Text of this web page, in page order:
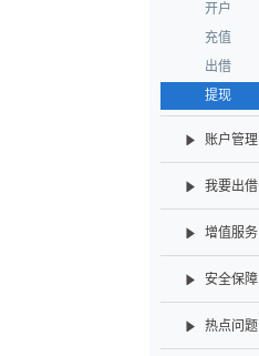
开户
充值
出借
提现
账户管理
我要出借
增值服务
安全保障
热点问题